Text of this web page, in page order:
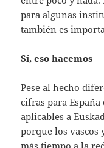
para algunas
también es
Sí, eso hacemos
Pese al hecho
cifras para
aplicables a
porque los vascos